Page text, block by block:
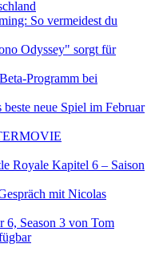
So vermeidest du
Odyssey" sorgt für
Programm bei
neue Spiel im Februar
Royale Kapitel 6 – Saison
mit Nicolas
6, Season 3 von Tom